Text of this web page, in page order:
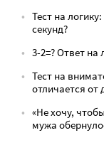
Тест на
секунд?
3-2=? Ответ на
Тест на
отличается от
«Не хочу,
мужа